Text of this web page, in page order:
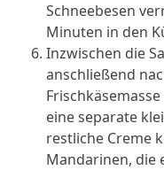
Schneebesen
Minuten in den
Inzwischen die
anschließend
eine separate
restliche Creme
Mandarinen, die